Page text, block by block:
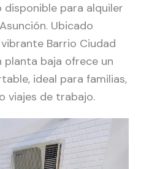
para alquiler
Ubicado
Barrio Ciudad
planta baja ofrece un
ideal para familias,
viajes de trabajo.